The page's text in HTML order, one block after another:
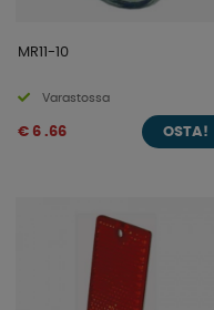
MR11-10
Varastossa
€ 6 .66 OSTA!